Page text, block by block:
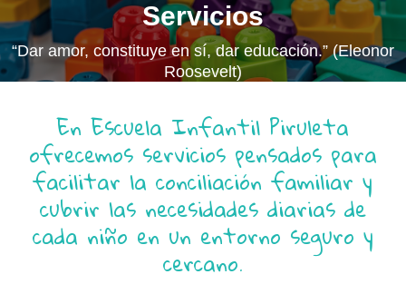
Servicios
“Dar amor, constituye en sí, dar educación.” (Eleonor
Roosevelt)
En Escuela Infantil Piruleta
ofrecemos servicios pensados para
facilitar la conciliación familiar y
cubrir las necesidades diarias de
cada niño en un entorno seguro y
cercano.